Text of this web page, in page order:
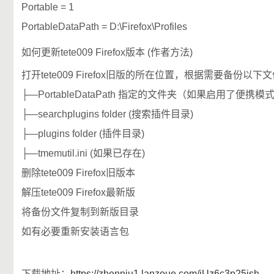
Portable = 1
PortableDataPath = D:\Firefox\Profiles
如何更新tete009 Firefox版本 (作者方法)
打开tete009 Firefox旧版的所在位置，根据需要备份以下
├—PortableDataPath 指定的文件夹（如果启用了便携模式
├—searchplugins folder (搜索插件目录)
├—plugins folder (插件目录)
├—tmemutil.ini (如果已存在)
删除tete009 Firefox旧版本
解压tete009 Firefox最新版
将备份文件复制到新版目录
如有必要重新安装语言包